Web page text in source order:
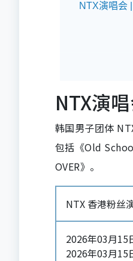
NTX演唱会
NTX演
韩国男子团体
包括《Old
OVER》。
NTX 香港粉丝
2026年03月15
2026年03月15